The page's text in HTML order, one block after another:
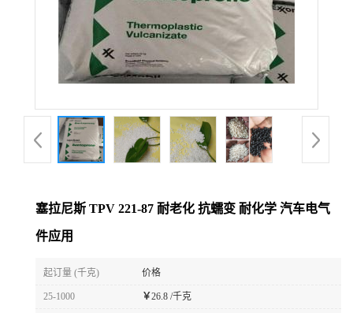
塞拉尼斯 TPV 221-87 耐老化 抗蠕变 耐化学 汽车电气
件应用
起订量 (千克) 价格
25-1000 ￥26.8 /千克